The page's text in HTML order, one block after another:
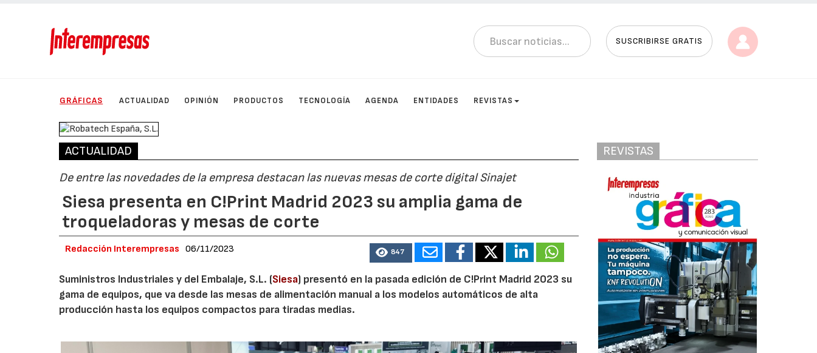
SUSCRIBIRSE GRATIS
GRÁFICAS ACTUALIDAD OPINIÓN PRODUCTOS TECNOLOGÍA AGENDA ENTIDADES REVISTAS
ACTUALIDAD
De entre las novedades de la empresa destacan las nuevas mesas de corte digital Sinajet
Siesa presenta en C!Print Madrid 2023 su amplia gama de
troqueladoras y mesas de corte
Redacción Interempresas 06/11/2023 847
Suministros Industriales y del Embalaje, S.L. (Siesa) presentó en la pasada edición de C!Print Madrid 2023 su
gama de equipos, que va desde las mesas de alimentación manual a los modelos automáticos de alta
producción hasta los equipos compactos para tiradas medias.
REVISTAS